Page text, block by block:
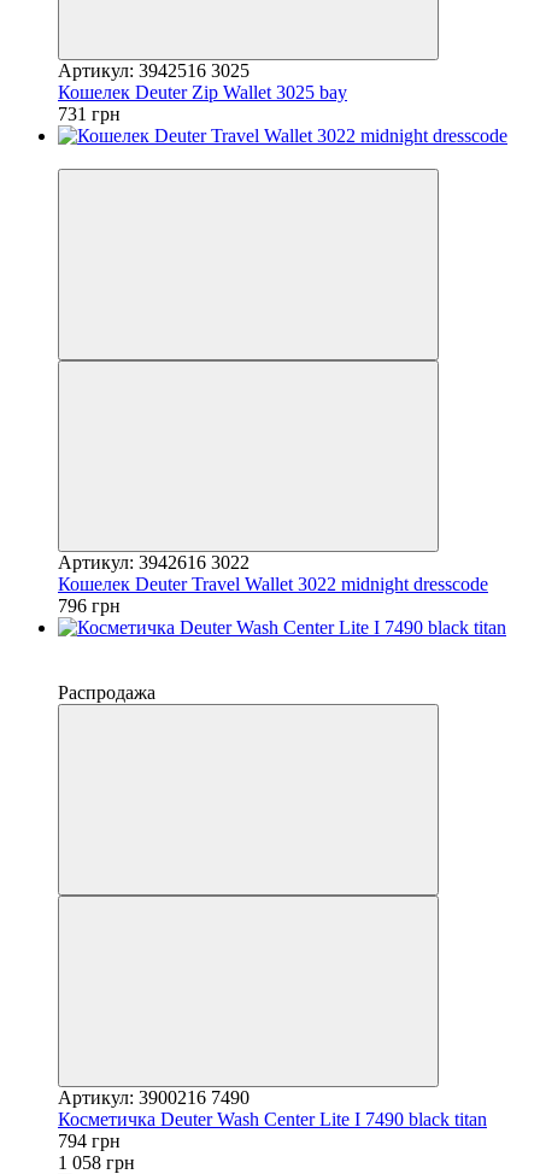
Артикул: 3942516 3025
Кошелек Deuter Zip Wallet 3025 bay
731 грн
Артикул: 3942616 3022
Кошелек Deuter Travel Wallet 3022 midnight dresscode
796 грн
Распродажа
Артикул: 3900216 7490
Косметичка Deuter Wash Center Lite I 7490 black titan
794 грн
1 058 грн